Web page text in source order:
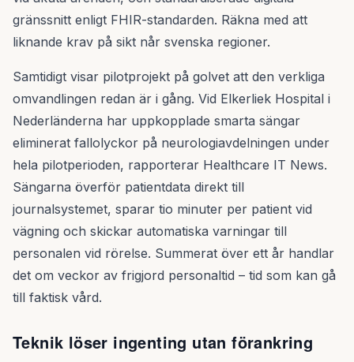
gränssnitt enligt FHIR-standarden. Räkna med att
liknande krav på sikt når svenska regioner.
Samtidigt visar pilotprojekt på golvet att den verkliga
omvandlingen redan är i gång. Vid Elkerliek Hospital i
Nederländerna har uppkopplade smarta sängar
eliminerat fallolyckor på neurologiavdelningen under
hela pilotperioden, rapporterar Healthcare IT News.
Sängarna överför patientdata direkt till
journalsystemet, sparar tio minuter per patient vid
vägning och skickar automatiska varningar till
personalen vid rörelse. Summerat över ett år handlar
det om veckor av frigjord personaltid – tid som kan gå
till faktisk vård.
Teknik löser ingenting utan förankring